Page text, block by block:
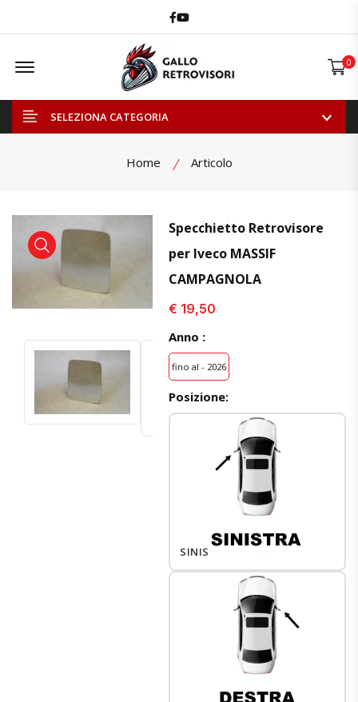
Facebook
Youtube
Offcanvas Menu Open 0
SELEZIONA CATEGORIA
Home Articolo
visualizza prodotto visualizza prodotto
Specchietto Retrovisore
per Iveco MASSIF
CAMPAGNOLA
€ 19,50
Anno :
fino al - 2026
Posizione:
SINISTRO